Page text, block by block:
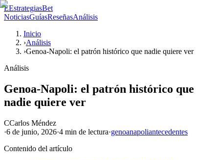
EEstrategiasBet
NoticiasGuíasReseñasAnálisis
Inicio
›Análisis
›Genoa-Napoli: el patrón histórico que nadie quiere ver
Análisis
Genoa-Napoli: el patrón histórico que
nadie quiere ver
CCarlos Méndez
·6 de junio, 2026·4 min de lectura·genoanapoliantecedentes
Contenido del artículo